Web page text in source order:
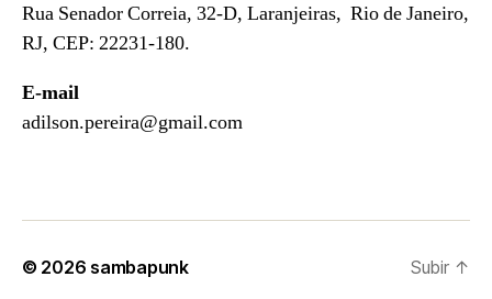
Rua Senador Correia, 32-D, Laranjeiras, Rio de Janeiro,
RJ, CEP: 22231-180.
E-mail
adilson.pereira@gmail.com
© 2026 sambapunk Subir ↑